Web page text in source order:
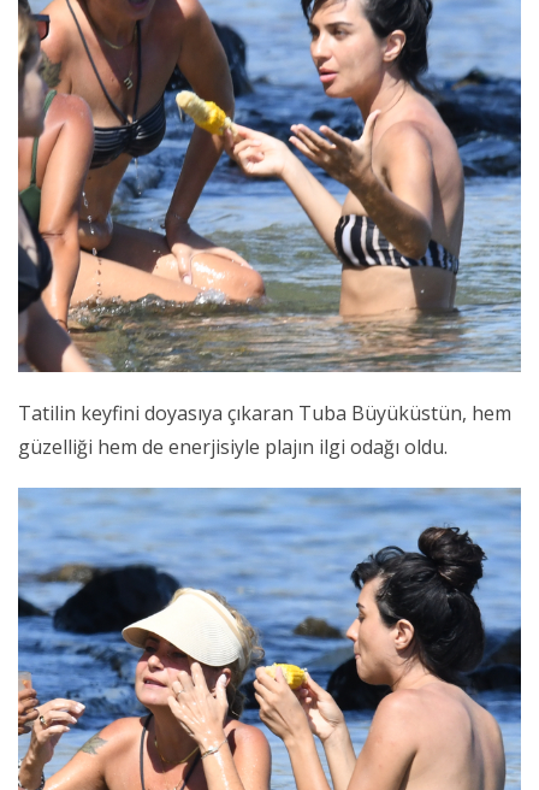
Tatilin keyfini doyasıya çıkaran Tuba Büyüküstün, hem
güzelliği hem de enerjisiyle plajın ilgi odağı oldu.